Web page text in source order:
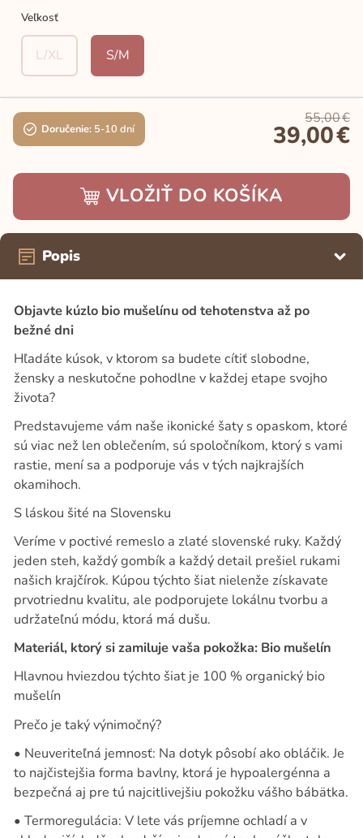
Veľkosť
L/XL S/M
Doručenie: 5-10 dní
55,00€
39,00€
VLOŽIŤ DO KOŠÍKA
Popis
Objavte kúzlo bio mušelínu od tehotenstva až po
bežné dni
Hľadáte kúsok, v ktorom sa budete cítiť slobodne,
žensky a neskutočne pohodlne v každej etape svojho
života?
Predstavujeme vám naše ikonické šaty s opaskom, ktoré
sú viac než len oblečením, sú spoločníkom, ktorý s vami
rastie, mení sa a podporuje vás v tých najkrajších
okamihoch.
S láskou šité na Slovensku
Veríme v poctivé remeslo a zlaté slovenské ruky. Každý
jeden steh, každý gombík a každý detail prešiel rukami
našich krajčírok. Kúpou týchto šiat nielenže získavate
prvotriednu kvalitu, ale podporujete lokálnu tvorbu a
udržateľnú módu, ktorá má dušu.
Materiál, ktorý si zamiluje vaša pokožka: Bio mušelín
Hlavnou hviezdou týchto šiat je 100 % organický bio
mušelín
Prečo je taký výnimočný?
• Neuveriteľná jemnosť: Na dotyk pôsobí ako obláčik. Je
to najčistejšia forma bavlny, ktorá je hypoalergénna a
bezpečná aj pre tú najcitlivejšiu pokožku vášho bábätka.
• Termoregulácia: V lete vás príjemne ochladí a v